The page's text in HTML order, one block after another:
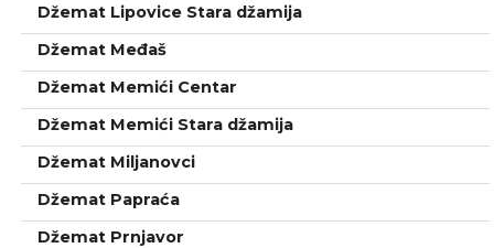
Džemat Lipovice Stara džamija
Džemat Međaš
Džemat Memići Centar
Džemat Memići Stara džamija
Džemat Miljanovci
Džemat Papraća
Džemat Prnjavor